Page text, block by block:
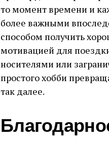
то момент времени и
более важными
способом получить
мотивацией для
носителями или
простого хобби
так далее.